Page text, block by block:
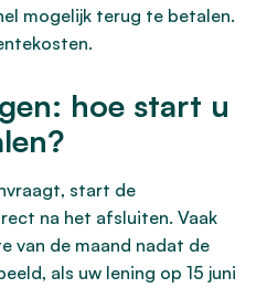
mogelijk terug te betalen.
hoe start u
start de
na het afsluiten. Vaak
van de maand nadat de
als uw lening op 15 juni